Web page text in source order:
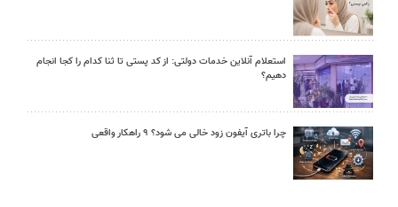
استعلام آنلاین خدمات دولتی: از کد پستی تا ثنا کدام را کجا انجام
دهیم؟
چرا باتری آیفون زود خالی می شود؟ ۹ راهکار واقعی